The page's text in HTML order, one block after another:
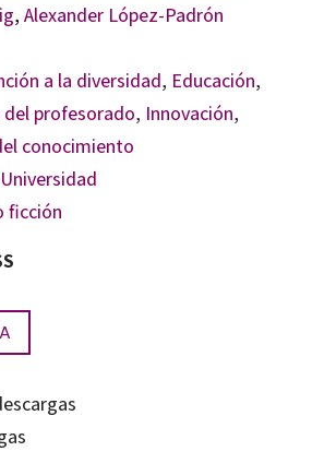
, Alexander López-Padrón
a la diversidad, Educación,
del profesorado, Innovación,
conocimiento
Universidad
ficción